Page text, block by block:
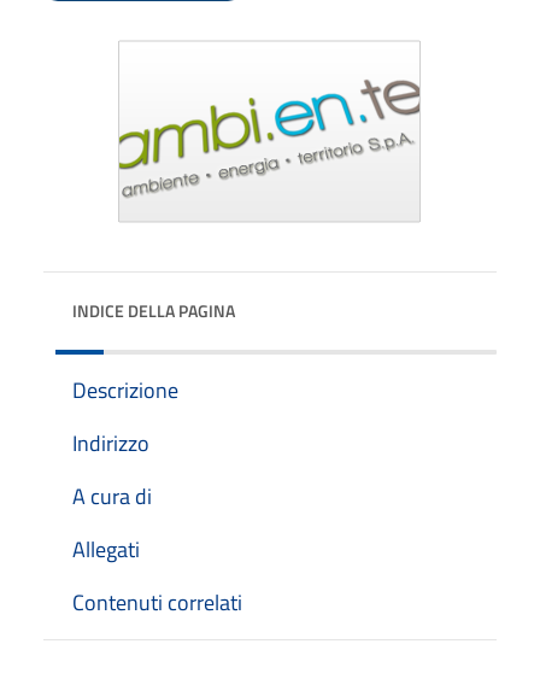
INDICE DELLA PAGINA
Descrizione
Indirizzo
A cura di
Allegati
Contenuti correlati